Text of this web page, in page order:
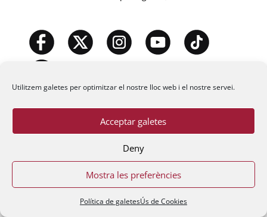
Utilitzem galetes per optimitzar el nostre lloc web i el nostre servei.
Acceptar galetes
Deny
Mostra les preferències
Política de galetesÚs de Cookies